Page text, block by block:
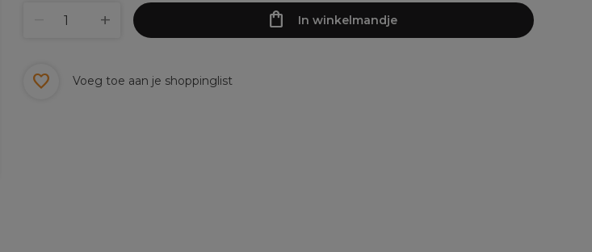
In winkelmandje
Voeg toe aan je shoppinglist